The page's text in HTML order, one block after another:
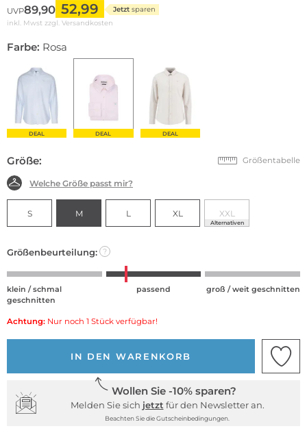
UVP89,90 52,99 Jetzt sparen
inkl. Mwst zzgl. Versandkosten
Farbe: Rosa
DEAL DEAL DEAL
Größe: Größentabelle
Welche Größe passt mir?
S M L XL XXL
Alternativen
Größenbeurteilung: ?
klein / schmal
geschnitten
passend groß / weit geschnitten
Achtung: Nur noch 1 Stück verfügbar!
IN DEN WARENKORB
Wollen Sie -10% sparen?
Melden Sie sich jetzt für den Newsletter an.
Beachten Sie die Gutscheinbedingungen.